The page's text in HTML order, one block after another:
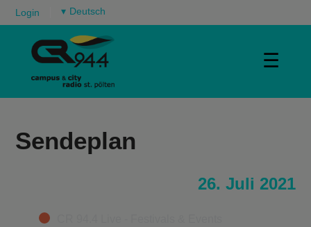
Login ▾
☰
Sendeplan
26. Juli 2021
Categories